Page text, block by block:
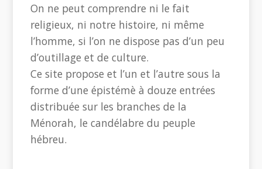
On ne peut comprendre ni le fait
religieux, ni notre histoire, ni même
l’homme, si l’on ne dispose pas d’un peu
d’outillage et de culture.
Ce site propose et l’un et l’autre sous la
forme d’une épistémè à douze entrées
distribuée sur les branches de la
Ménorah, le candélabre du peuple
hébreu.